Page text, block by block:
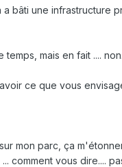
bâti une infrastructure
mais en fait ....
ce que vous
mon parc, ça
comment vous dire....